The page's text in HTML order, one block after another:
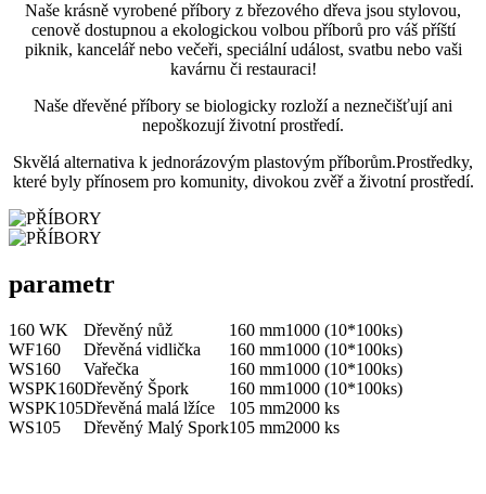
Naše krásně vyrobené příbory z březového dřeva jsou stylovou,
cenově dostupnou a ekologickou volbou příborů pro váš příští
piknik, kancelář nebo večeři, speciální událost, svatbu nebo vaši
kavárnu či restauraci!
Naše dřevěné příbory se biologicky rozloží a neznečišťují ani
nepoškozují životní prostředí.
Skvělá alternativa k jednorázovým plastovým příborům.Prostředky,
které byly přínosem pro komunity, divokou zvěř a životní prostředí.
parametr
160 WK Dřevěný nůž 160 mm1000 (10*100ks)
WF160
Dřevěná vidlička 160 mm1000 (10*100ks)
WS160
Vařečka 160 mm1000 (10*100ks)
WSPK160Dřevěný Špork 160 mm1000 (10*100ks)
WSPK105Dřevěná malá lžíce 105 mm2000 ks
WS105
Dřevěný Malý Spork105 mm2000 ks